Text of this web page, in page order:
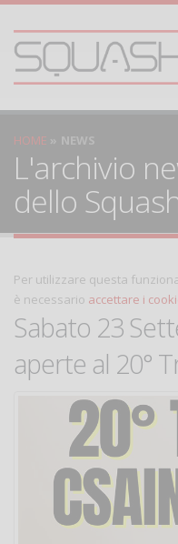
HOME NEWS
L'archivio
dello
Per utilizzare questa
è necessario accettare i
Sabato 23
aperte al 20°